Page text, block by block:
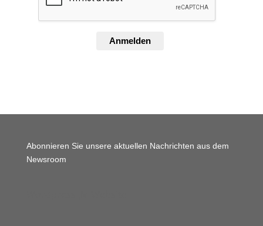
Anmelden
Abonnieren Sie unsere aktuellen Nachrichten aus dem
Newsroom